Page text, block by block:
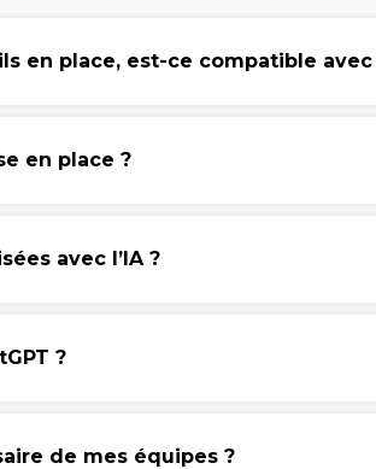
en place, est-ce compatible avec
en place ?
avec l’IA ?
?
de mes équipes ?